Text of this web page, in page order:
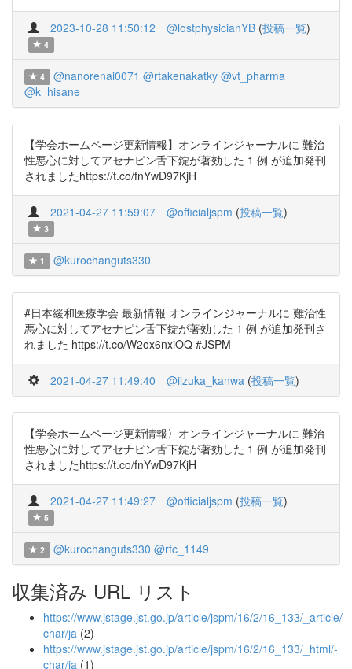
2023-10-28 11:50:12 @lostphysicianYB (投稿一覧)
4
4 @nanorenai0071 @rtakenakatky @vt_pharma
@k_hisane_
【学会ホームページ更新情報】オンラインジャーナルに 難治
性悪心に対してアセナピン舌下錠が著効した 1 例 が追加発刊
されましたhttps://t.co/fnYwD97KjH
2021-04-27 11:59:07 @officialjspm (投稿一覧)
3
1 @kurochanguts330
#日本緩和医療学会 最新情報 オンラインジャーナルに 難治性
悪心に対してアセナピン舌下錠が著効した 1 例 が追加発刊さ
れました https://t.co/W2ox6nxiOQ #JSPM
2021-04-27 11:49:40 @iizuka_kanwa (投稿一覧)
【学会ホームページ更新情報〉オンラインジャーナルに 難治
性悪心に対してアセナピン舌下錠が著効した 1 例 が追加発刊
されましたhttps://t.co/fnYwD97KjH
2021-04-27 11:49:27 @officialjspm (投稿一覧)
5
2 @kurochanguts330 @rfc_1149
収集済み URL リスト
https://www.jstage.jst.go.jp/article/jspm/16/2/16_133/_article/-
char/ja (2)
https://www.jstage.jst.go.jp/article/jspm/16/2/16_133/_html/-
char/ja (1)